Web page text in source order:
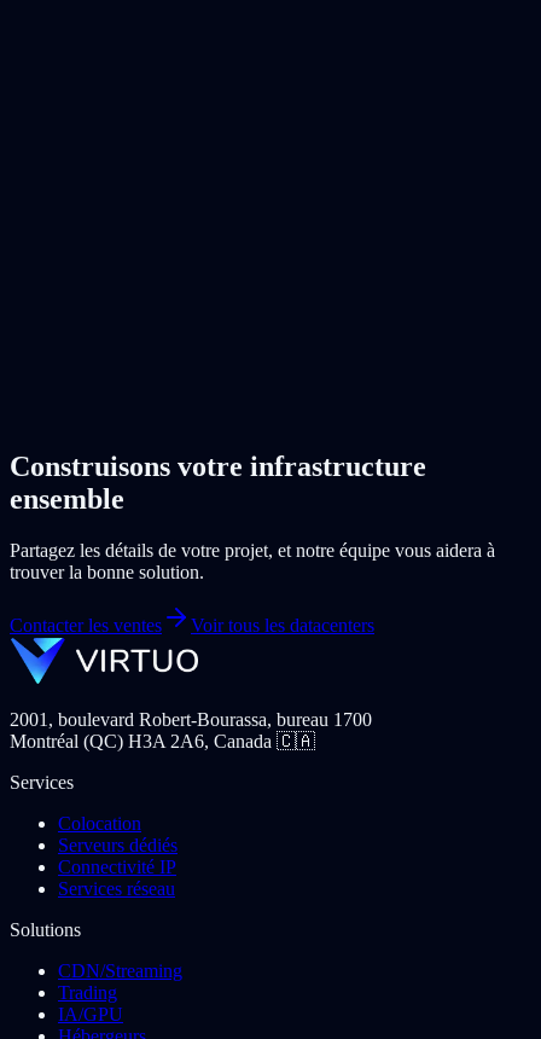
Construisons votre infrastructure
ensemble
Partagez les détails de votre projet, et notre équipe vous aidera à
trouver la bonne solution.
Contacter les ventes Voir tous les datacenters
2001, boulevard Robert-Bourassa, bureau 1700
Montréal (QC) H3A 2A6, Canada 🇨🇦
Services
Colocation
Serveurs dédiés
Connectivité IP
Services réseau
Solutions
CDN/Streaming
Trading
IA/GPU